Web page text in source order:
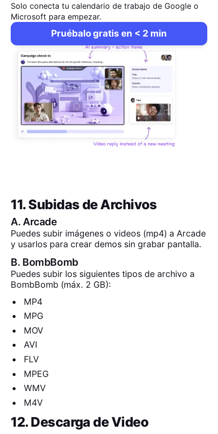
Solo conecta tu calendario de trabajo de Google o
Microsoft para empezar.
Pruébalo gratis en < 2 min
11. Subidas de Archivos
A. Arcade
Puedes subir imágenes o videos (mp4) a Arcade
y usarlos para crear demos sin grabar pantalla.
B. BombBomb
Puedes subir los siguientes tipos de archivo a
BombBomb (máx. 2 GB):
MP4
MPG
MOV
AVI
FLV
MPEG
WMV
M4V
12. Descarga de Video